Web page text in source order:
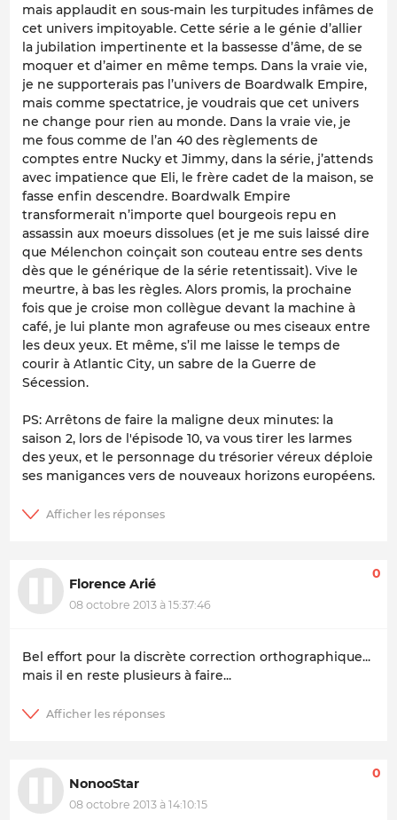
mais applaudit en sous-main les turpitudes infâmes de
cet univers impitoyable. Cette série a le génie d’allier
la jubilation impertinente et la bassesse d’âme, de se
moquer et d’aimer en même temps. Dans la vraie vie,
je ne supporterais pas l’univers de Boardwalk Empire,
mais comme spectatrice, je voudrais que cet univers
ne change pour rien au monde. Dans la vraie vie, je
me fous comme de l’an 40 des règlements de
comptes entre Nucky et Jimmy, dans la série, j’attends
avec impatience que Eli, le frère cadet de la maison, se
fasse enfin descendre. Boardwalk Empire
transformerait n’importe quel bourgeois repu en
assassin aux moeurs dissolues (et je me suis laissé dire
que Mélenchon coinçait son couteau entre ses dents
dès que le générique de la série retentissait). Vive le
meurtre, à bas les règles. Alors promis, la prochaine
fois que je croise mon collègue devant la machine à
café, je lui plante mon agrafeuse ou mes ciseaux entre
les deux yeux. Et même, s’il me laisse le temps de
courir à Atlantic City, un sabre de la Guerre de
Sécession.
PS: Arrêtons de faire la maligne deux minutes: la
saison 2, lors de l'épisode 10, va vous tirer les larmes
des yeux, et le personnage du trésorier véreux déploie
ses manigances vers de nouveaux horizons européens.
Florence Arié
08 octobre 2013 à 15:37:46
0
Bel effort pour la discrète correction orthographique...
mais il en reste plusieurs à faire...
NonooStar
08 octobre 2013 à 14:10:15
0